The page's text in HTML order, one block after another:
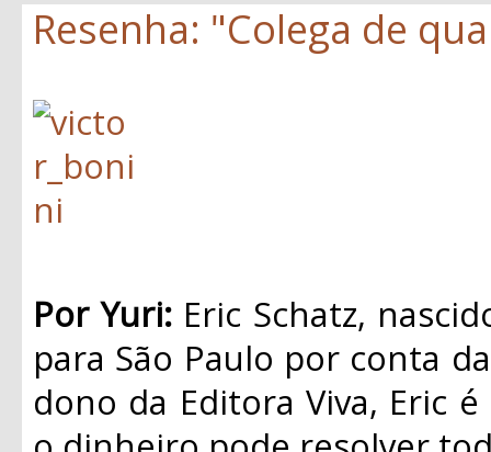
Resenha: "Colega de
Por Yuri: Eric Schatz,
para São Paulo por conta
dono da Editora Viva, Eric